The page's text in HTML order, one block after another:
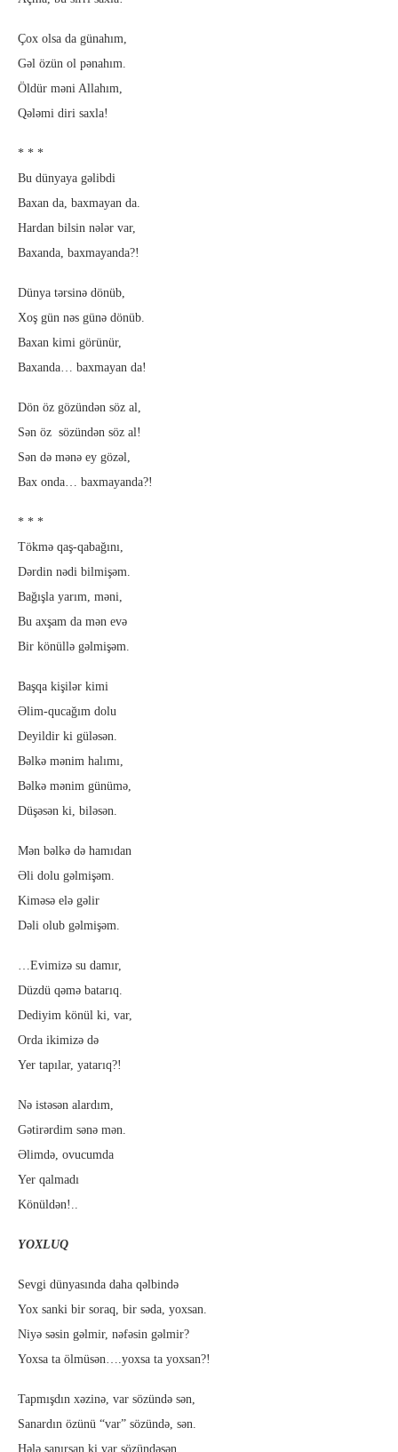
Çox olsa da günahım,
Gəl özün ol pənahım.
Öldür məni Allahım,
Qələmi diri saxla!
* * *
Bu dünyaya gəlibdi
Baxan da, baxmayan da.
Hardan bilsin nələr var,
Baxanda, baxmayanda?!
Dünya tərsinə dönüb,
Xoş gün nəs günə dönüb.
Baxan kimi görünür,
Baxanda… baxmayan da!
Dön öz gözündən söz al,
Sən öz sözündən söz al!
Sən də mənə ey gözəl,
Bax onda… baxmayanda?!
* * *
Tökmə qaş-qabağını,
Dərdin nədi bilmişəm.
Bağışla yarım, məni,
Bu axşam da mən evə
Bir könüllə gəlmişəm.
Başqa kişilər kimi
Əlim-qucağım dolu
Deyildir ki güləsən.
Bəlkə mənim halımı,
Bəlkə mənim günümə,
Düşəsən ki, biləsən.
Mən bəlkə də hamıdan
Əli dolu gəlmişəm.
Kiməsə elə gəlir
Dəli olub gəlmişəm.
…Evimizə su damır,
Düzdü qəmə batarıq.
Dediyim könül ki, var,
Orda ikimizə də
Yer tapılar, yatarıq?!
Nə istəsən alardım,
Gətirərdim sənə mən.
Əlimdə, ovucumda
Yer qalmadı
Könüldən!..
YOXLUQ
Sevgi dünyasında daha qəlbində
Yox sanki bir soraq, bir səda, yoxsan.
Niyə səsin gəlmir, nəfəsin gəlmir?
Yoxsa ta ölmüsən….yoxsa ta yoxsan?!
Tapmışdın xəzinə, var sözündə sən,
Sanardın özünü “var” sözündə, sən.
Hələ sanırsan ki var sözündəsən,